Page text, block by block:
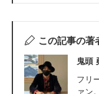
この記事の著
鬼頭
フリ
ァン